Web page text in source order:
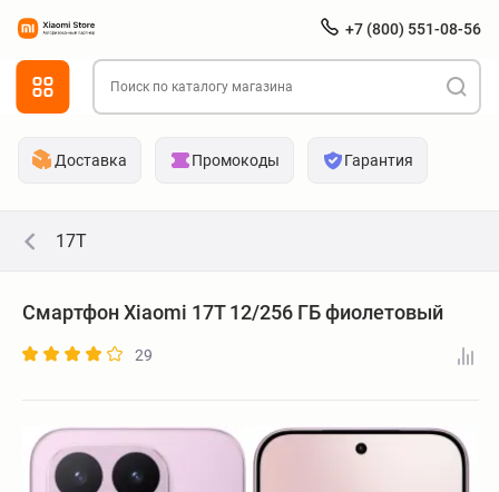
+7 (800) 551-08-56
Доставка Промокоды Гарантия
17T
Смартфон Xiaomi 17T 12/256 ГБ фиолетовый
29